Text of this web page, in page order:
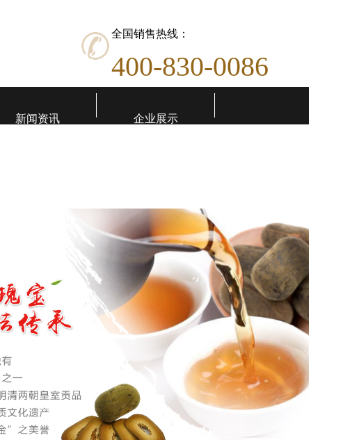
全国销售热线：
400-830-0086
新闻资讯 企业展示